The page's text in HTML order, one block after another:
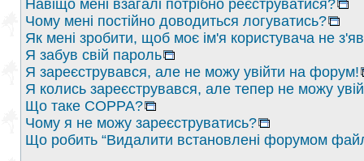
Навіщо мені взагалі потрібно реєструватися?
Чому мені постійно доводиться логуватись?
Як мені зробити, щоб моє ім'я користувача не
Я забув свій пароль
Я зареєструвався, але не можу увійти на форум!
Я колись зареєструвався, але тепер не можу
Що таке COPPA?
Чому я не можу зареєструватись?
Що робить “Видалити встановлені форумом